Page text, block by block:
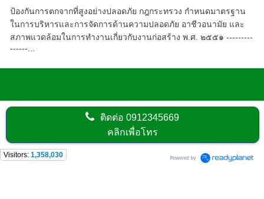
ป้องกันการตกจากที่สูงอย่างปลอดภัย กฎกระทรวง กำหนดมาตรฐาน
ในการบริหารและการจัดการด้านความปลอดภัย อาชีวอนามัย และ
สภาพแวดล้อมในการทำงานเกี่ยวกับงานก่อสร้าง พ.ศ. ๒๕๕๑ ---------
------...
ติดต่อ0912345669
คลิกเพื่อโทร
Visitors: 1,358,030